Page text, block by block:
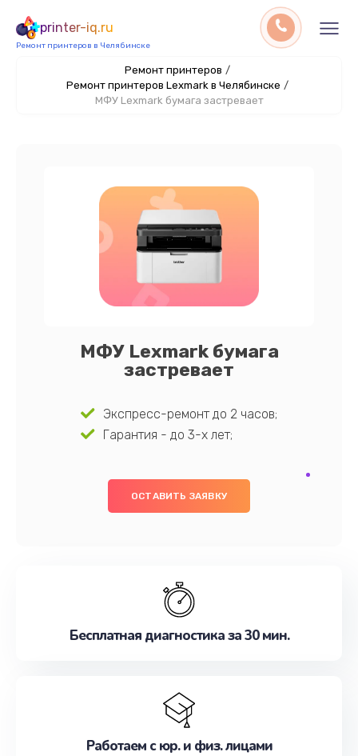
printer-iq.ru
Ремонт принтеров в Челябинске
Ремонт принтеров /
Ремонт принтеров Lexmark в Челябинске /
МФУ Lexmark бумага застревает
МФУ Lexmark бумага
застревает
Экспресс-ремонт до 2 часов;
Гарантия - до 3-х лет;
ОСТАВИТЬ ЗАЯВКУ
Бесплатная диагностика за 30 мин.
Работаем с юр. и физ. лицами